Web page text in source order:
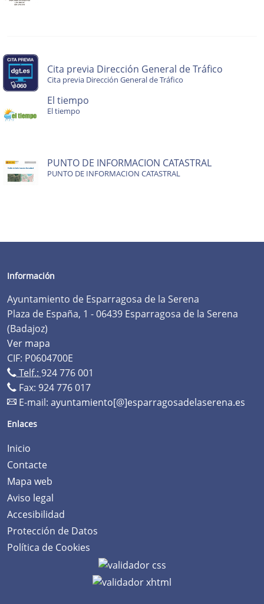
Cita previa Dirección General de Tráfico
Cita previa Dirección General de Tráfico
El tiempo
El tiempo
PUNTO DE INFORMACION CATASTRAL
PUNTO DE INFORMACION CATASTRAL
Información
Ayuntamiento de Esparragosa de la Serena
Plaza de España, 1 - 06439 Esparragosa de la Serena
(Badajoz)
Ver mapa
CIF: P0604700E
Telf.: 924 776 001
Fax: 924 776 017
E-mail: ayuntamiento[@]esparragosadelaserena.es
Enlaces
Inicio
Contacte
Mapa web
Aviso legal
Accesibilidad
Protección de Datos
Política de Cookies